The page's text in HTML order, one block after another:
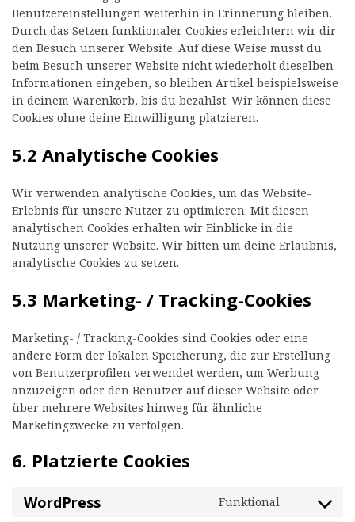
Benutzereinstellungen weiterhin in Erinnerung bleiben.
Durch das Setzen funktionaler Cookies erleichtern wir dir
den Besuch unserer Website. Auf diese Weise musst du
beim Besuch unserer Website nicht wiederholt dieselben
Informationen eingeben, so bleiben Artikel beispielsweise
in deinem Warenkorb, bis du bezahlst. Wir können diese
Cookies ohne deine Einwilligung platzieren.
5.2 Analytische Cookies
Wir verwenden analytische Cookies, um das Website-
Erlebnis für unsere Nutzer zu optimieren. Mit diesen
analytischen Cookies erhalten wir Einblicke in die
Nutzung unserer Website. Wir bitten um deine Erlaubnis,
analytische Cookies zu setzen.
5.3 Marketing- / Tracking-Cookies
Marketing- / Tracking-Cookies sind Cookies oder eine
andere Form der lokalen Speicherung, die zur Erstellung
von Benutzerprofilen verwendet werden, um Werbung
anzuzeigen oder den Benutzer auf dieser Website oder
über mehrere Websites hinweg für ähnliche
Marketingzwecke zu verfolgen.
6. Platzierte Cookies
WordPress Funktional
Consent